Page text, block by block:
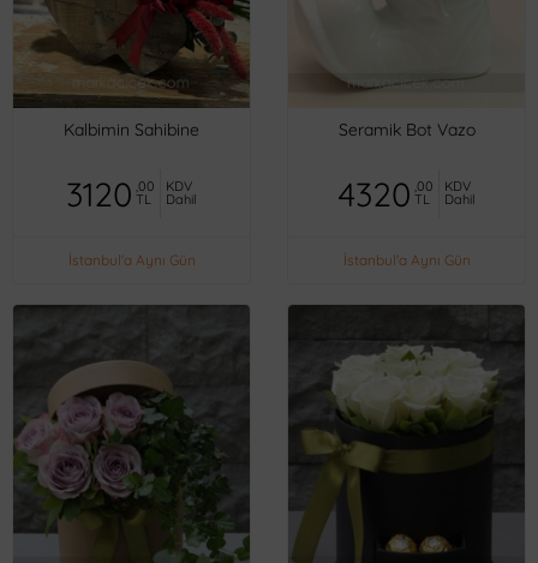
Kalbimin Sahibine
3120 ,00
TL
KDV
Dahil
İstanbul'a Aynı Gün
Seramik Bot Vazo
4320 ,00
TL
KDV
Dahil
İstanbul'a Aynı Gün